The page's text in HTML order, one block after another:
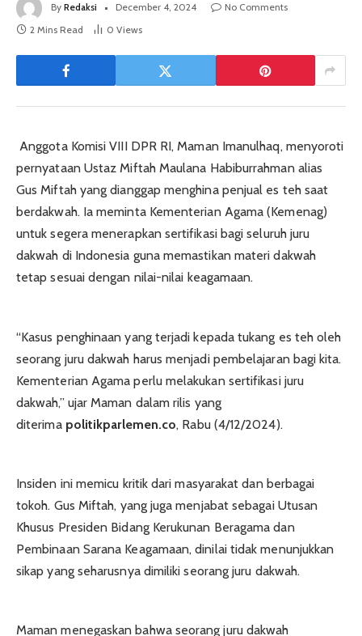
By Redaksi December 4, 2024
No Comments
2 Mins Read
0 Views
Anggota Komisi VIII DPR RI, Maman Imanulhaq, menyoroti
pernyataan Ustaz Miftah Maulana Habiburrahman alias
Gus Miftah yang dianggap menghina penjual es teh saat
berdakwah. Ia meminta Kementerian Agama (Kemenag)
untuk segera menerapkan sertifikasi bagi seluruh juru
dakwah di Indonesia guna memastikan materi dakwah
tetap sesuai dengan nilai-nilai keagamaan.
“Kasus penghinaan yang terjadi kepada tukang es teh oleh
seorang juru dakwah harus menjadi pembelajaran bagi kita.
Kementerian Agama perlu melakukan sertifikasi juru
dakwah,” ujar Maman dalam rilis yang
diterima politikparlemen.co, Rabu (4/12/2024).
Insiden ini memicu kritik dari masyarakat dan berbagai
tokoh. Gus Miftah, yang juga menjabat sebagai Utusan
Khusus Presiden Bidang Kerukunan Beragama dan
Pembinaan Sarana Keagamaan, dinilai tidak menunjukkan
sikap yang seharusnya dimiliki seorang juru dakwah.
Maman menegaskan bahwa seorang juru dakwah